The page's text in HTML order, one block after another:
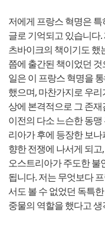
저에게 프랑스 혁명은
글로 기억되고 있습니다
츠바이크의 책이기도 했
쯤에 출간된 책이었던
일은 이 프랑스 혁명을
했으며, 마찬가지로 우
상에 본격적으로 그 존
이전의 다소 느슨한 동
리아가 후에 등장한 보
향한 전쟁에 나서게 되
오스트리아가 주도한 불
됩니다. 저는 무엇보다
서도 볼 수 없었던 독특
중물의 역할을 했다고